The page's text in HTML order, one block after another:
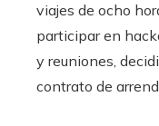
viajes de ocho
participar en
y reuniones,
contrato de